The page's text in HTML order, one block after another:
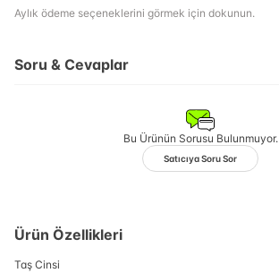
Aylık ödeme seçeneklerini görmek için dokunun.
Soru & Cevaplar
Bu Ürünün Sorusu Bulunmuyor.
Satıcıya Soru Sor
Ürün Özellikleri
Taş Cinsi